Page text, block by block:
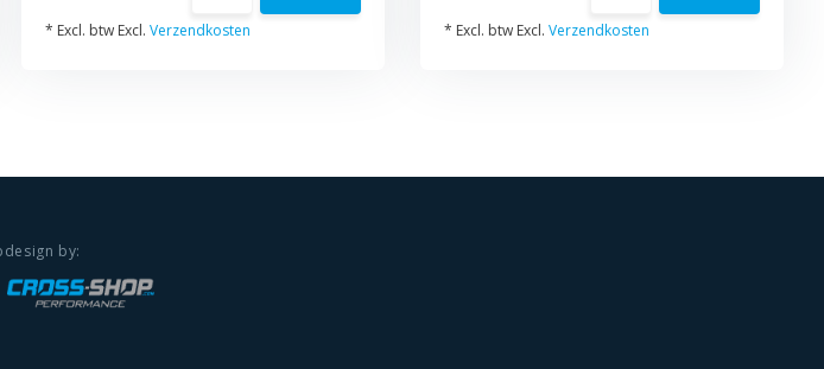
* Excl. btw Excl. Verzendkosten * Excl. btw Excl.Verzendkosten